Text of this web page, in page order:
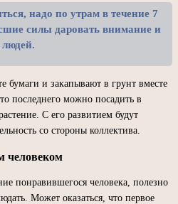
надо по утрам в течение 7
силы даровать внимание и
людей.
бумаги и закапывают в грунт вместе
последнего можно посадить в
С его развитием будут
со стороны коллектива.
человеком
понравившегося человека, полезно
Может оказаться, что первое